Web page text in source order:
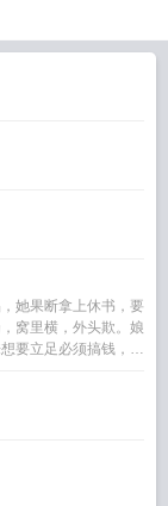
她果断拿上休书，要
窝里横，外头欺。娘
要立足必须搞钱，疯